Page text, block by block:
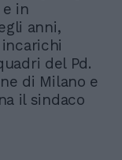
in
anni,
del Pd.
di Milano e
il sindaco